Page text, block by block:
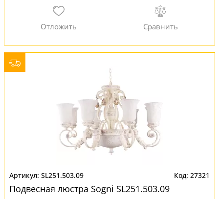
SL251.503.09 27321
Подвесная люстра Sogni SL251.503.09